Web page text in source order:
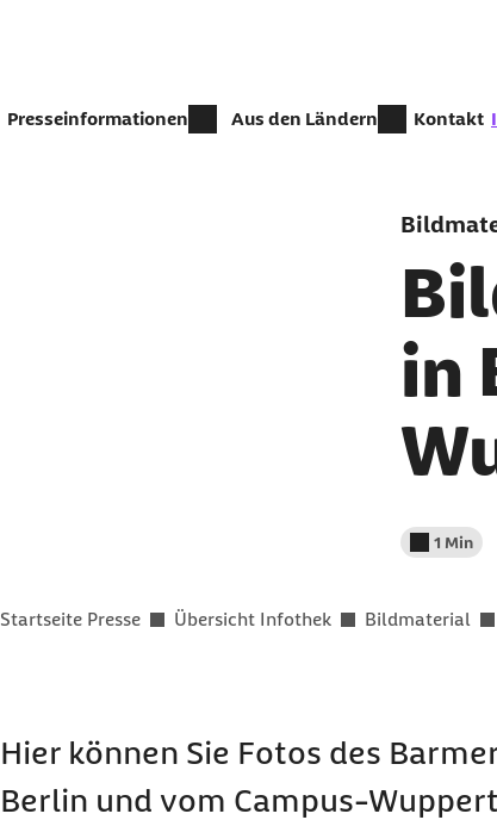
Presseinformationen Aus den Ländern Kontakt
in
Lesedauer
1 Min
Sie befinden sich hier:
Startseite Presse Übersicht Infothek Bildmaterial
Hier können Sie Fotos des
Berlin und vom Campus-